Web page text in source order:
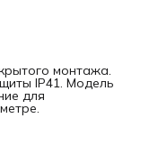
монтажа.
IP41. Модель
для